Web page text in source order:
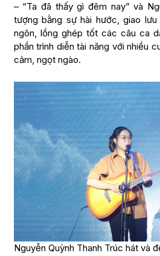
– “Ta đã thấy gì đêm nay” và
tượng bằng sự hài hước, giao
ngôn, lồng ghép tốt các câu ca
phần trình diễn tài năng với nhiều
cảm, ngọt ngào.
Nguyễn Quỳnh Thanh Trúc hát và